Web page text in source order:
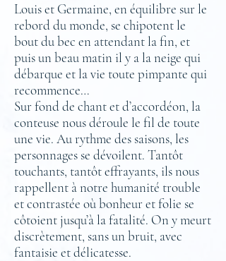
Louis et Germaine, en équilibre sur le
rebord du monde, se chipotent le
bout du bec en attendant la fin, et
puis un beau matin il y a la neige qui
débarque et la vie toute pimpante qui
recommence…
Sur fond de chant et d’accordéon, la
conteuse nous déroule le fil de toute
une vie. Au rythme des saisons, les
personnages se dévoilent. Tantôt
touchants, tantôt effrayants, ils nous
rappellent à notre humanité trouble
et contrastée où bonheur et folie se
côtoient jusqu’à la fatalité. On y meurt
discrètement, sans un bruit, avec
fantaisie et délicatesse.